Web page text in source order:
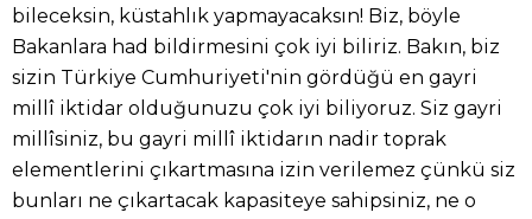
bileceksin, küstahlık yapmayacaksın! Biz, böyle
Bakanlara had bildirmesini çok iyi biliriz. Bakın, biz
sizin Türkiye Cumhuriyeti'nin gördüğü en gayri
millî iktidar olduğunuzu çok iyi biliyoruz. Siz gayri
millîsiniz, bu gayri millî iktidarın nadir toprak
elementlerini çıkartmasına izin verilemez çünkü siz
bunları ne çıkartacak kapasiteye sahipsiniz, ne o